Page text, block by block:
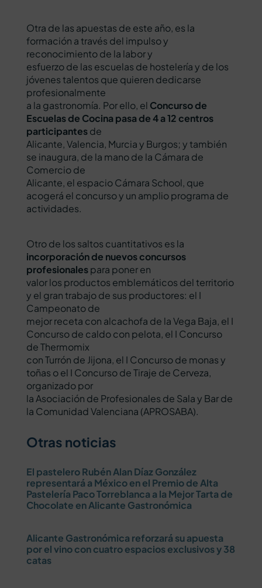
Otra de las apuestas de este año, es la
formación a través del impulso y
reconocimiento de la labor y
esfuerzo de las escuelas de hostelería y de los
jóvenes talentos que quieren dedicarse
profesionalmente
a la gastronomía. Por ello, el Concurso de
Escuelas de Cocina pasa de 4 a 12 centros
participantesde
Alicante, Valencia, Murcia y Burgos; y también
se inaugura, de la mano de la Cámara de
Comercio de
Alicante, el espacio Cámara School, que
acogerá el concurso y un amplio programa de
actividades.
Otro de los saltos cuantitativos es la
incorporación de nuevos concursos
profesionalespara poner en
valor los productos emblemáticos del territorio
y el gran trabajo de sus productores: el I
Campeonato de
mejor receta con alcachofa de la Vega Baja, el I
Concurso de caldo con pelota, el I Concurso
de Thermomix
con Turrón de Jijona, el I Concurso de monas y
toñas o el I Concurso de Tiraje de Cerveza,
organizado por
la Asociación de Profesionales de Sala y Bar de
la Comunidad Valenciana (APROSABA).
Otras noticias
El pastelero Rubén Alan Díaz González
representará a México en el Premio de Alta
Pastelería Paco Torreblanca a la Mejor Tarta de
Chocolate en Alicante Gastronómica
Alicante Gastronómica reforzará su apuesta
por el vino con cuatro espacios exclusivos y 38
catas